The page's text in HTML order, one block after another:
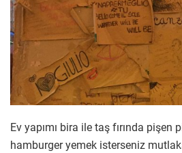
Ev yapımı bira ile taş fırında pişen
hamburger yemek isterseniz